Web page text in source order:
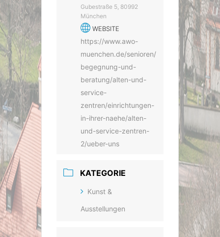
Gubestraße 5, 80992
München
WEBSITE
https://www.awo-
muenchen.de/senioren/
begegnung-und-
beratung/alten-und-
service-
zentren/einrichtungen-
in-ihrer-naehe/alten-
und-service-zentren-
2/ueber-uns
KATEGORIE
Kunst &
Ausstellungen